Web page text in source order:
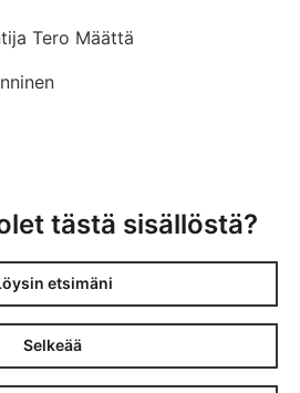
Tero Määttä
tästä sisällöstä?
etsimäni
Selkeää